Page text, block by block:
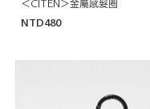
＜CITEN＞金屬感髮圈
NTD480